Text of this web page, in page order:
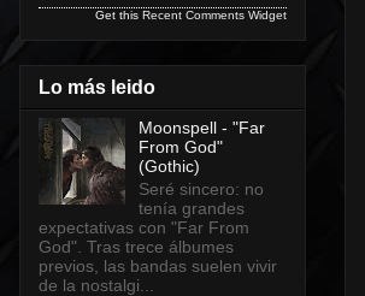
Get this Recent Comments Widget
Lo más leido
Moonspell - "Far
From God"
(Gothic)
Seré sincero: no
tenía grandes
expectativas con "Far From
God". Tras trece álbumes
previos, las bandas suelen vivir
de la nostalgi...